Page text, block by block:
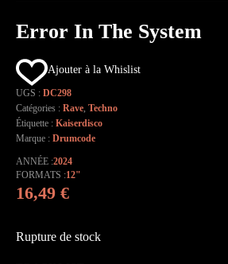
Error In The System
Ajouter à la Whislist
UGS : DC298
Catégories : Rave Techno
Étiquette : Kaiserdisco
Marque : Drumcode
ANNÉE 2024
FORMATS 12"
16,49 €
Rupture de stock